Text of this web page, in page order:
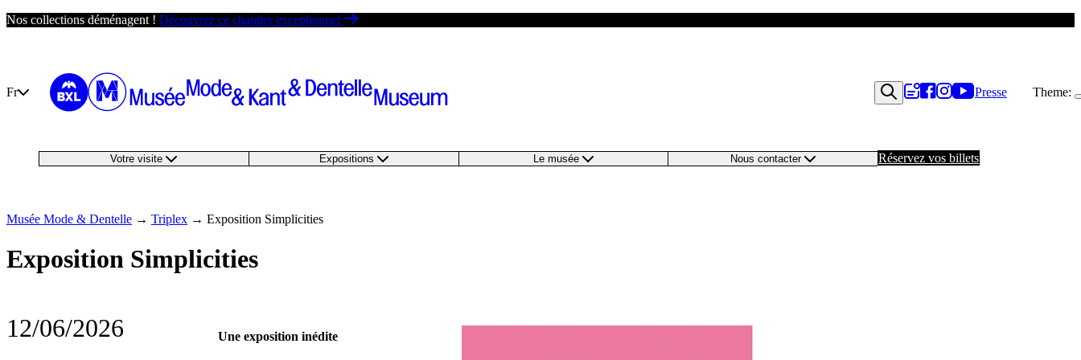
Passer
Nos collections déménagent ! Découvrez ce chantier exceptionnel
Fr Presse
Votre visite Expositions Le musée Nous contacter Réservez vos billets
Theme:
Musée Mode & Dentelle → Triplex → Exposition Simplicities
Exposition Simplicities
12/06/2026
Une exposition inédite